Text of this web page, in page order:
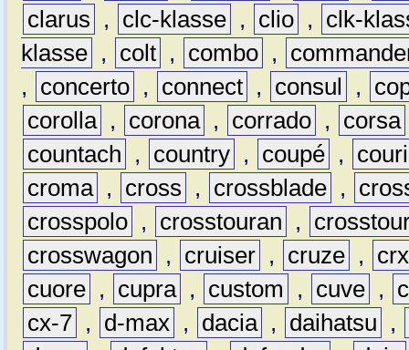
clarus
, clc-klasse , clio ,
clk-
klasse , colt , combo ,
,
concerto , connect , consul ,
corolla , corona , corrado , corsa
countach
, country , coupé ,
croma , cross , crossblade ,
crosspolo , crosstouran ,
crosswagon
, cruiser , cruze ,
crx
cuore , cupra , custom , cuve ,
cx-7 , d-max , dacia , daihatsu
,